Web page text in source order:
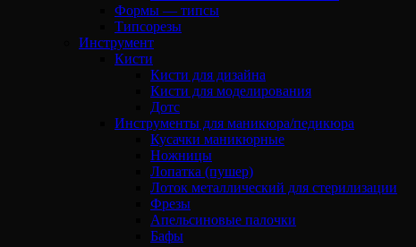
Формы — типсы
Типсорезы
Инструмент
Кисти
Кисти для дизайна
Кисти для моделирования
Дотс
Инструменты для маникюра/педикюра
Кусачки маникюрные
Ножницы
Лопатка (пушер)
Лоток металлический для стерилизации
Фрезы
Апельсиновые палочки
Бафы